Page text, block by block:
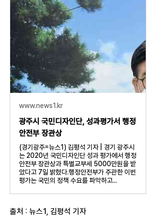
www.news1.kr
광주시 국민디자인단, 성과평가서 행정
안전부 장관상
(경기광주=뉴스1) 김평석 기자 | 경기 광주시
는 2020년 국민디자인단 성과 평가에서 행정
안전부 장관상과 특별교부세 5000만원을 받
았다고 7일 밝혔다.행정안전부가 주관한 이번
평가는 국민의 정책 수요를 파악하고...
출처 : 뉴스1, 김평석 기자